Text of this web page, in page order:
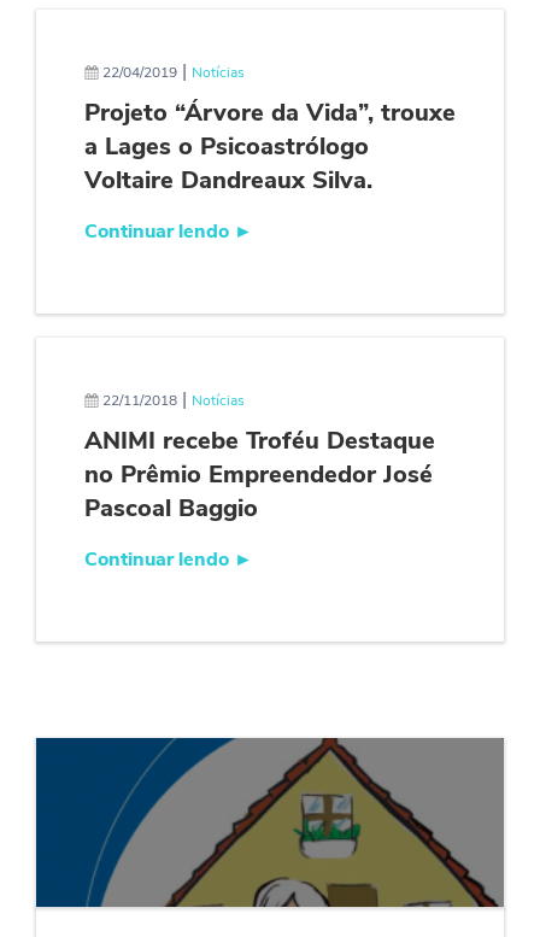
22/04/2019 | Notícias
Projeto “Árvore da Vida”, trouxe
a Lages o Psicoastrólogo
Voltaire Dandreaux Silva.
Continuar lendo ►
22/11/2018 | Notícias
ANIMI recebe Troféu Destaque
no Prêmio Empreendedor José
Pascoal Baggio
Continuar lendo ►